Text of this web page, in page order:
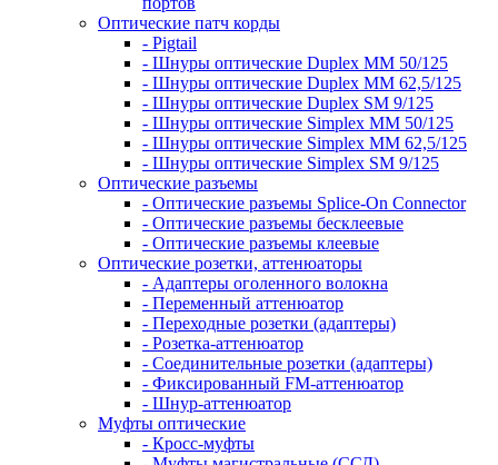
Оптические патч корды
- Pigtail
- Шнуры оптические Duplex MM 50/125
- Шнуры оптические Duplex MM 62,5/125
- Шнуры оптические Duplex SM 9/125
- Шнуры оптические Simplex MM 50/125
- Шнуры оптические Simplex MM 62,5/125
- Шнуры оптические Simplex SM 9/125
Оптические разъемы
- Оптические разъемы Splice-On Connector
- Оптические разъемы бесклеевые
- Оптические разъемы клеевые
Оптические розетки, аттенюаторы
- Адаптеры оголенного волокна
- Переменный аттенюатор
- Переходные розетки (адаптеры)
- Розетка-аттенюатор
- Соединительные розетки (адаптеры)
- Фиксированный FM-аттенюатор
- Шнур-аттенюатор
Муфты оптические
- Кросс-муфты